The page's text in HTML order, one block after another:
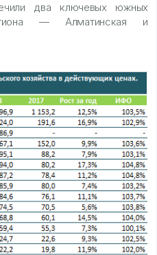
два ключевых южных
— Алматинская и